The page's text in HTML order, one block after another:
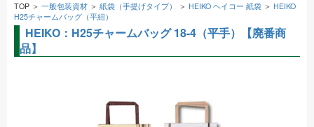
TOP ＞ 一般包装資材 ＞ 紙袋（手提げタイプ） ＞ HEIKO ヘイコー 紙袋 ＞ HEIKO
H25チャームバッグ（平紐）
HEIKO：H25チャームバッグ 18-4（平手）【廃番商
品】